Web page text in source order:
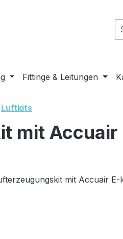
Fittinge & Leitungen
Luftkits
mit Accuair